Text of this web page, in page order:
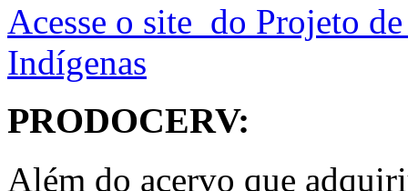
Acesse o site do Projeto
Indígenas
PRODOCERV:
Além do acervo que